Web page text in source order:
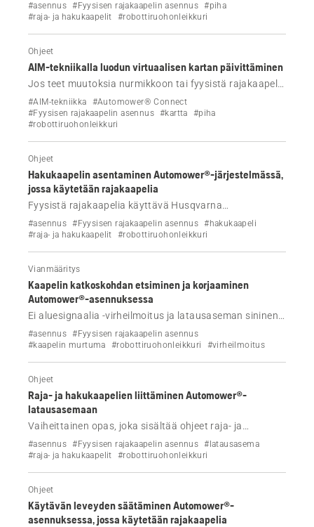
suojaamaan tiettyjä alueita, kuten kukkapenkkejä ja
#asennus #Fyysisen rajakaapelin asennus #piha
#raja- ja hakukaapelit
#robottiruohonleikkuri
Ohjeet
AIM-tekniikalla luodun virtuaalisen kartan päivittäminen
Jos teet muutoksia nurmikkoon tai fyysistä rajakaapelia
käyttävään Automower®-asennukseen, voit luoda
uuden virtuaalisen kartan. Lue lisää.
#AIM-tekniikka
#Automower® Connect
#Fyysisen rajakaapelin asennus #kartta
#piha
#robottiruohonleikkuri
Ohjeet
Hakukaapelin asentaminen Automower®-järjestelmässä,
jossa käytetään rajakaapelia
Fyysistä rajakaapelia käyttävä Husqvarna
Automower® -robottiruohonleikkuri siirtyy takaisin
latausasemaan hakukaapelin avulla. Lue, miten se
#asennus #Fyysisen rajakaapelin asennus #hakukaapeli
#raja- ja hakukaapelit
#robottiruohonleikkuri
Vianmääritys
Kaapelin katkoskohdan etsiminen ja korjaaminen
Automower®-asennuksessa
Ei aluesignaalia -virheilmoitus ja latausaseman sininen
valo vilkkuu? Katso video ja noudata vaiheittaisia
ohjeita ja etsi ja korjaa niiden avulla kaapelin katkokset
#asennus #Fyysisen rajakaapelin asennus
#kaapelin murtuma
#robottiruohonleikkuri #virheilmoitus
Ohjeet
Raja- ja hakukaapelien liittäminen Automower®-
latausasemaan
Vaiheittainen opas, joka sisältää ohjeet raja- ja
hakukaapelien liittämiseen Husqvarna Automower® -
robottiruohonleikkurin latausasemaan, vinkit helppoon
#asennus #Fyysisen rajakaapelin asennus #latausasema
#raja- ja hakukaapelit
#robottiruohonleikkuri
Ohjeet
Käytävän leveyden säätäminen Automower®-
asennuksessa, jossa käytetään rajakaapelia